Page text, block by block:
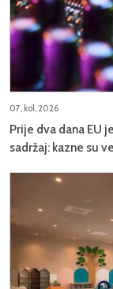
07, kol, 2026
Prije dva dana EU
sadržaj: kazne su